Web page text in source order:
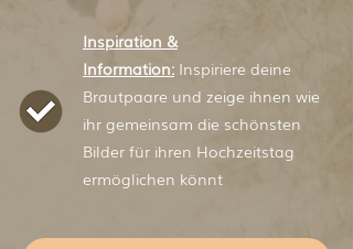
Inspiration &
Information: Inspiriere deine
Brautpaare und zeige ihnen wie
ihr gemeinsam die schönsten
Bilder für ihren Hochzeitstag
ermöglichen könnt